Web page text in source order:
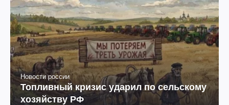
Новости россии
Топливный кризис ударил по сельскому
хозяйству РФ